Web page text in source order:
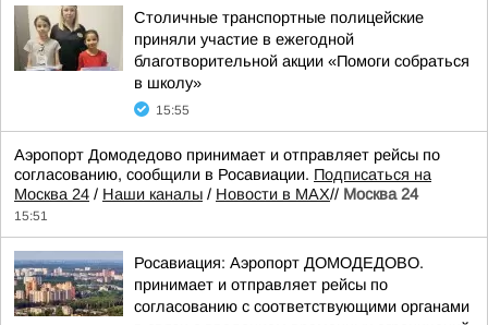
Столичные транспортные полицейские
приняли участие в ежегодной
благотворительной акции «Помоги собраться
в школу»
15:55
Аэропорт Домодедово принимает и отправляет рейсы по
согласованию, сообщили в Росавиации. Подписаться на
Москва 24 / Наши каналы / Новости в MAX// Москва 24
15:51
Росавиация: Аэропорт ДОМОДЕДОВО.
принимает и отправляет рейсы по
согласованию с соответствующими органами